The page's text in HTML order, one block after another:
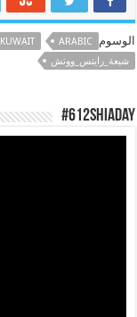
الوسوم ARABIC
KUWAIT
شيعة_رايتس_ووتش
#612ShiaDay